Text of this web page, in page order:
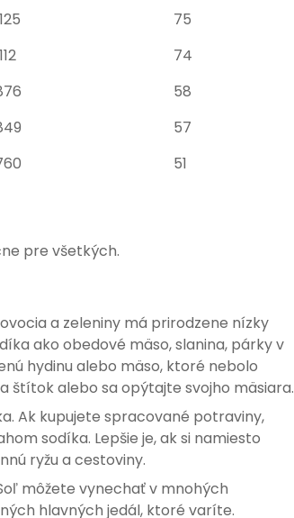
75
74
58
57
51
pre všetkých.
a zeleniny má prirodzene nízky
ako obedové mäso, slanina, párky v
hydinu alebo mäso, ktoré nebolo
štítok alebo sa opýtajte svojho mäsiara.
Ak kupujete spracované potraviny,
sodíka. Lepšie je, ak si namiesto
ryžu a cestoviny.
môžete vynechať v mnohých
hlavných jedál, ktoré varíte.